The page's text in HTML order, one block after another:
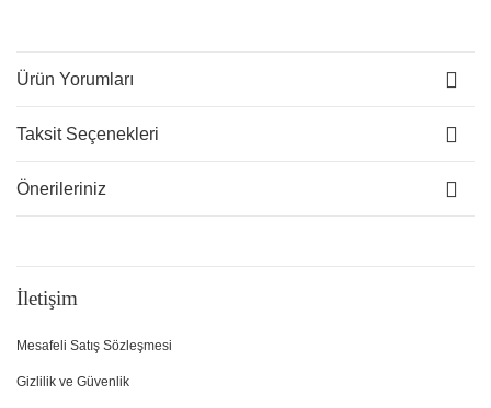
Ürün Yorumları
Taksit Seçenekleri
Önerileriniz
İletişim
Mesafeli Satış Sözleşmesi
Gizlilik ve Güvenlik